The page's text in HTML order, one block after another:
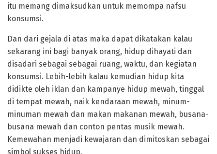
itu memang dimaksudkan untuk memompa nafsu
konsumsi.
Dan dari gejala di atas maka dapat dikatakan kalau
sekarang ini bagi banyak orang, hidup dihayati dan
disadari sebagai sebagai ruang, waktu, dan kegiatan
konsumsi. Lebih-lebih kalau kemudian hidup kita
didikte oleh iklan dan kampanye hidup mewah, tinggal
di tempat mewah, naik kendaraan mewah, minum-
minuman mewah dan makan makanan mewah, busana-
busana mewah dan conton pentas musik mewah.
Kemewahan menjadi kewajaran dan dimitoskan sebagai
simbol sukses hidup.